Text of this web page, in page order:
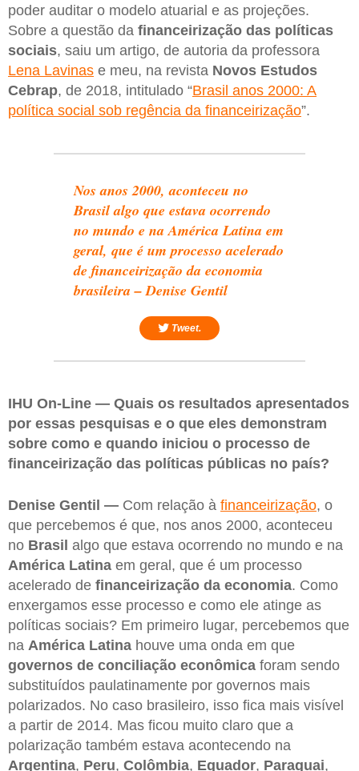
poder auditar o modelo atuarial e as projeções.
Sobre a questão da financeirização das políticas
sociais, saiu um artigo, de autoria da professora
Lena Lavinas e meu, na revista Novos Estudos
Cebrap, de 2018, intitulado “Brasil anos 2000: A
política social sob regência da financeirização”.
Nos anos 2000, aconteceu no
Brasil algo que estava ocorrendo
no mundo e na América Latina em
geral, que é um processo acelerado
de financeirização da economia
brasileira – Denise Gentil
Tweet.
IHU On-Line — Quais os resultados apresentados
por essas pesquisas e o que eles demonstram
sobre como e quando iniciou o processo de
financeirização das políticas públicas no país?
Denise Gentil — Com relação à financeirização, o
que percebemos é que, nos anos 2000, aconteceu
no Brasil algo que estava ocorrendo no mundo e na
América Latina em geral, que é um processo
acelerado de financeirização da economia. Como
enxergamos esse processo e como ele atinge as
políticas sociais? Em primeiro lugar, percebemos que
na América Latina houve uma onda em que
governos de conciliação econômica foram sendo
substituídos paulatinamente por governos mais
polarizados. No caso brasileiro, isso fica mais visível
a partir de 2014. Mas ficou muito claro que a
polarização também estava acontecendo na
Argentina, Peru, Colômbia, Equador, Paraguai,